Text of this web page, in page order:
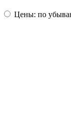
Цены: по